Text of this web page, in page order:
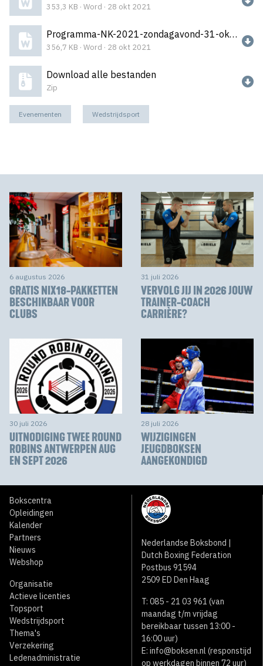
353,3 KB · Word · 28 okt 2021
Programma-NK-2021-zondagavond-31-oktober-2.docx
356,7 KB · Word · 28 okt 2021
Download alle bestanden
Zip
Evenementen Wedstrijdsport
6 augustus 2026
GRATIS NIX18-PAKKETTEN
BESCHIKBAAR VOOR
CLUBS
31 juli 2026
VERVOLG JIJ IN 2026 JOUW
TRAINER-COACH
CARRIÈRE?
30 juli 2026
UITNODIGING TWEE ROUND
ROBINS ANTWERPEN AUG
EN SEPT 2026
28 juli 2026
WIJZIGINGEN
JEUGDBOKSEN
AANGEKONDIGD
Bokscentra
Opleidingen
Kalender
Partners
Nieuws
Webshop
Organisatie
Actieve licenties
Topsport
Wedstrijdsport
Thema's
Verzekering
Ledenadministratie
Nederlandse Boksbond |
Dutch Boxing Federation
Postbus 91594
2509 ED Den Haag
T: 085 - 21 03 961 (van
maandag t/m vrijdag
bereikbaar tussen 13:00 -
16:00 uur)
E: info@boksen.nl (responstijd
op werkdagen binnen 72 uur)